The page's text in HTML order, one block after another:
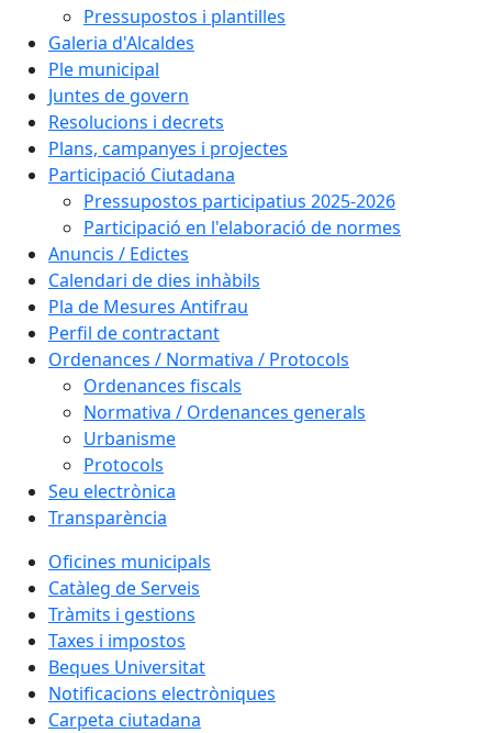
Pressupostos i plantilles
Galeria d'Alcaldes
Ple municipal
Juntes de govern
Resolucions i decrets
Plans, campanyes i projectes
Participació Ciutadana
Pressupostos participatius 2025-2026
Participació en l'elaboració de normes
Anuncis / Edictes
Calendari de dies inhàbils
Pla de Mesures Antifrau
Perfil de contractant
Ordenances / Normativa / Protocols
Ordenances fiscals
Normativa / Ordenances generals
Urbanisme
Protocols
Seu electrònica
Transparència
Oficines municipals
Catàleg de Serveis
Tràmits i gestions
Taxes i impostos
Beques Universitat
Notificacions electròniques
Carpeta ciutadana